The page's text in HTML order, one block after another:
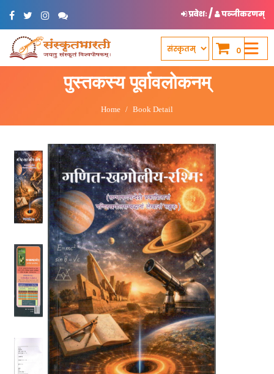
प्रवेशः/ पञ्जीकरणम्
0
पुस्तकस्य पूर्वावलोकनम्
Home Book Detail